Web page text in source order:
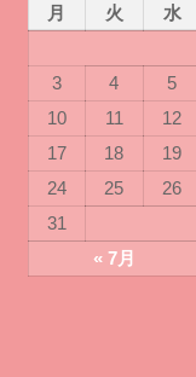
月
火 水
« 7月
3
4 5
10
11 12
17
18 19
24
25 26
31